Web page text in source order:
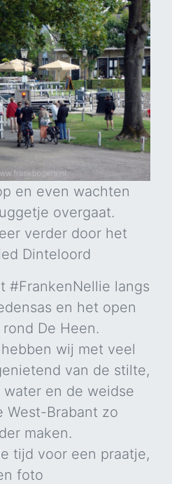
en even wachten
overgaat.
verder door het
Dinteloord
#FrankenNellie langs
en het open
De Heen.
wij met veel
van de stilte,
en de weidse
West-Brabant zo
maken.
tijd voor een praatje,
foto